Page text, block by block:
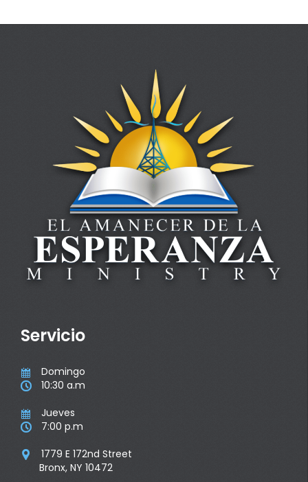
Servicio
 Domingo
 10:30 a.m
 Jueves
 7:00 p.m

1779 E 172nd Street
Bronx, NY 10472